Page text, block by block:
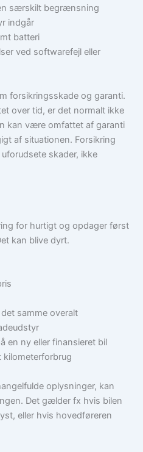
særskilt begrænsning
indgår
batteri
ved softwarefejl eller
forsikringsskade og garanti.
over tid, er det normalt ikke
kan være omfattet af garanti
af situationen. Forsikring
skader, ikke
for hurtigt og opdager først
kan blive dyrt.
samme overalt
en ny eller finansieret bil
kilometerforbrug
oplysninger, kan
Det gælder fx hvis bilen
eller hvis hovedføreren